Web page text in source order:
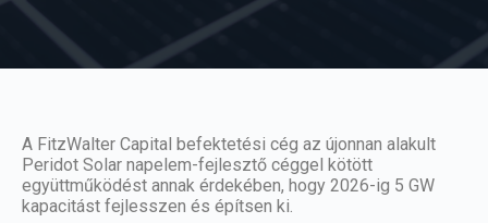
A FitzWalter Capital befektetési cég az újonnan alakult
Peridot Solar napelem-fejlesztő céggel kötött
együttműködést annak érdekében, hogy 2026-ig 5 GW
kapacitást fejlesszen és építsen ki.